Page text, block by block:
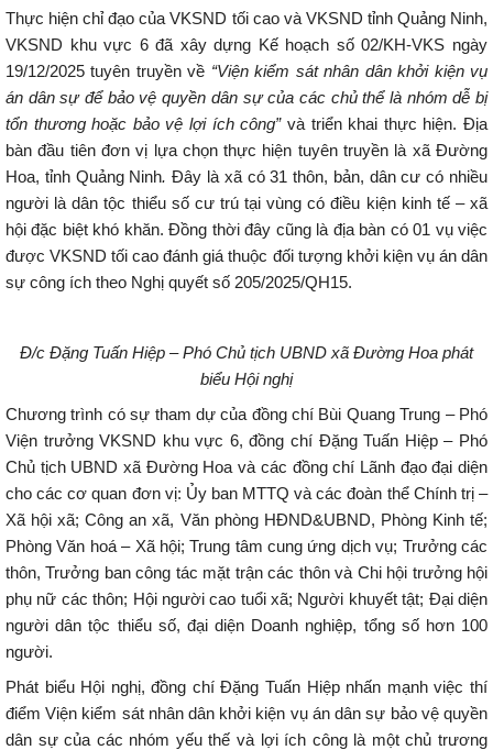
Thực hiện chỉ đạo của VKSND tối cao và VKSND tỉnh Quảng Ninh,
VKSND khu vực 6 đã xây dựng Kế hoạch số 02/KH-VKS ngày
19/12/2025 tuyên truyền về “Viện kiểm sát nhân dân khởi kiện vụ
án dân sự để bảo vệ quyền dân sự của các chủ thể là nhóm dễ bị
tổn thương hoặc bảo vệ lợi ích công” và triển khai thực hiện. Địa
bàn đầu tiên đơn vị lựa chọn thực hiện tuyên truyền là xã Đường
Hoa, tỉnh Quảng Ninh. Đây là xã có 31 thôn, bản, dân cư có nhiều
người là dân tộc thiểu số cư trú tại vùng có điều kiện kinh tế – xã
hội đặc biệt khó khăn. Đồng thời đây cũng là địa bàn có 01 vụ việc
được VKSND tối cao đánh giá thuộc đối tượng khởi kiện vụ án dân
sự công ích theo Nghị quyết số 205/2025/QH15.
Đ/c Đặng Tuấn Hiệp – Phó Chủ tịch UBND xã Đường Hoa phát
biểu Hội nghị
Chương trình có sự tham dự của đồng chí Bùi Quang Trung – Phó
Viện trưởng VKSND khu vực 6, đồng chí Đặng Tuấn Hiệp – Phó
Chủ tịch UBND xã Đường Hoa và các đồng chí Lãnh đạo đại diện
cho các cơ quan đơn vị: Ủy ban MTTQ và các đoàn thể Chính trị –
Xã hội xã; Công an xã, Văn phòng HĐND&UBND, Phòng Kinh tế;
Phòng Văn hoá – Xã hội; Trung tâm cung ứng dịch vụ; Trưởng các
thôn, Trưởng ban công tác mặt trận các thôn và Chi hội trưởng hội
phụ nữ các thôn; Hội người cao tuổi xã; Người khuyết tật; Đại diện
người dân tộc thiểu số, đại diện Doanh nghiệp, tổng số hơn 100
người.
Phát biểu Hội nghị, đồng chí Đặng Tuấn Hiệp nhấn mạnh việc thí
điểm Viện kiểm sát nhân dân khởi kiện vụ án dân sự bảo vệ quyền
dân sự của các nhóm yếu thế và lợi ích công là một chủ trương